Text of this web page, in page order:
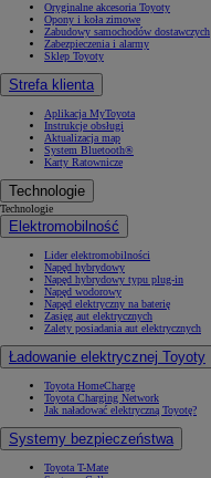
Oryginalne akcesoria Toyoty
Opony i koła zimowe
Zabudowy samochodów dostawczych
Zabezpieczenia i alarmy
Sklep Toyoty
Strefa klienta
Aplikacja MyToyota
Instrukcje obsługi
Aktualizacja map
System Bluetooth®
Karty Ratownicze
Technologie
Technologie
Elektromobilność
Lider elektromobilności
Napęd hybrydowy
Napęd hybrydowy typu plug-in
Napęd wodorowy
Napęd elektryczny na baterię
Zasięg aut elektrycznych
Zalety posiadania aut elektrycznych
Ładowanie elektrycznej Toyoty
Toyota HomeCharge
Toyota Charging Network
Jak naładować elektryczną Toyotę?
Systemy bezpieczeństwa
Toyota T-Mate